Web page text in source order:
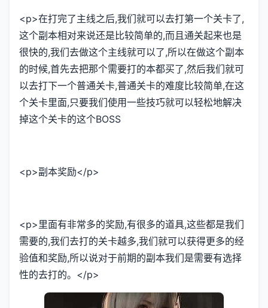
<p>在打完了主线之后,我们就可以去打第一个关卡了,
这个副本相对来说还是比较简单的,而且通关起来也是
很快的,我们去做这个主线就可以了,所以在做这个副本
的时候,首先去把那个需要打的本都买了,然后我们就可
以去打下一个普通关卡,普通关卡的难度比较简单,在这
个关卡里面,只要我们使用一些技巧就可以轻松地解决
掉这个关卡的这个BOSS
<p>副本奖励</p>
<p>里面有非常多的奖励,有很多的道具,这些都是我们
需要的,我们去打的关卡越多,我们就可以获得更多的经
验值和奖励,所以说对于前期的副本我们是需要有选择
性的去打的。</p>